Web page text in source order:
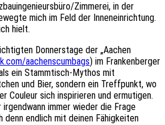
Zimmerei, in der
mich im Feld der Inneneinrichtung.
hielt.
Donnerstage der „Aachen
aachenscumbags) im Frankenberger
ein Stammtisch-Mythos mit
und Bier, sondern ein Treffpunkt, wo
Couleur sich inspirieren und ermutigen.
irgendwann immer wieder die Frage
denn endlich mit deinen Fähigkeiten